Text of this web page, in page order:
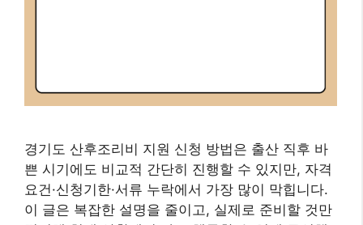
경기도 산후조리비 지원 신청 방법은 출산 직후 바
쁜 시기에도 비교적 간단히 진행할 수 있지만, 자격
요건·신청기한·서류 누락에서 가장 많이 막힙니다.
이 글은 복잡한 설명을 줄이고, 실제로 준비할 것만